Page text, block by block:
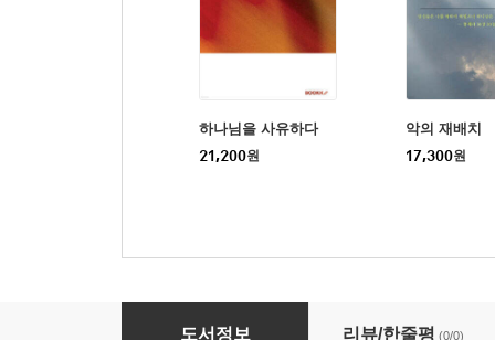
하나님을 사유하다
21,200원
악의 재배치
17,300원
서태지와 아이들 그리고 BTS
도서정보 리뷰/한줄평 (0/0)